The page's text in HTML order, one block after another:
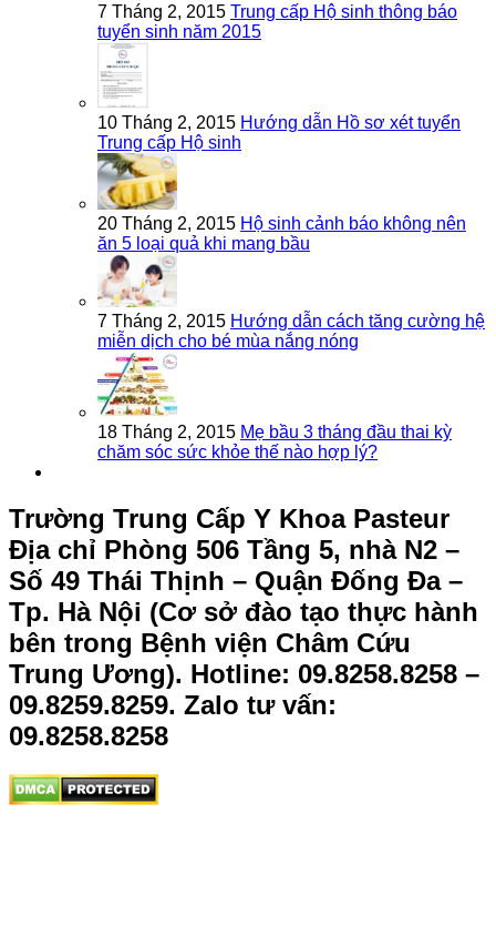
7 Tháng 2, 2015 Trung cấp Hộ sinh thông báo
tuyển sinh năm 2015
10 Tháng 2, 2015 Hướng dẫn Hồ sơ xét tuyển
Trung cấp Hộ sinh
20 Tháng 2, 2015 Hộ sinh cảnh báo không nên
ăn 5 loại quả khi mang bầu
7 Tháng 2, 2015 Hướng dẫn cách tăng cường hệ
miễn dịch cho bé mùa nắng nóng
18 Tháng 2, 2015 Mẹ bầu 3 tháng đầu thai kỳ
chăm sóc sức khỏe thế nào hợp lý?
Trường Trung Cấp Y Khoa Pasteur
Địa chỉ Phòng 506 Tầng 5, nhà N2 –
Số 49 Thái Thịnh – Quận Đống Đa –
Tp. Hà Nội (Cơ sở đào tạo thực hành
bên trong Bệnh viện Châm Cứu
Trung Ương). Hotline: 09.8258.8258 –
09.8259.8259. Zalo tư vấn:
09.8258.8258